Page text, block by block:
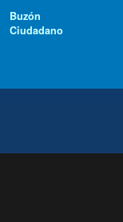
Buzón
Ciudadano